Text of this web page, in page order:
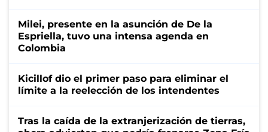
Milei, presente en la asunción de De la
Espriella, tuvo una intensa agenda en
Colombia
Kicillof dio el primer paso para eliminar el
límite a la reelección de los intendentes
Tras la caída de la extranjerización de tierras,